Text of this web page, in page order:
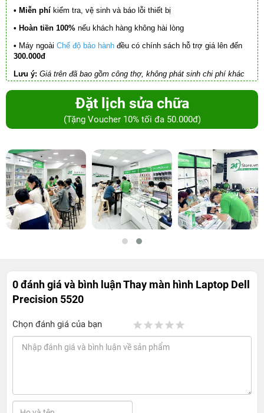
• Miễn phí kiểm tra, vệ sinh và báo lỗi thiết bị
• Hoàn tiền 100% nếu khách hàng không hài lòng
• Máy ngoài Chế độ bảo hành đều có chính sách hỗ trợ giá lên đến
300.000đ
Lưu ý: Giá trên đã bao gồm công thợ, không phát sinh chi phí khác
Đặt lịch sửa chữa
(Tặng Voucher 10% tối đa 50.000đ)
0 đánh giá và bình luậnThay màn hình Laptop Dell
Precision 5520
Chọn đánh giá của bạn